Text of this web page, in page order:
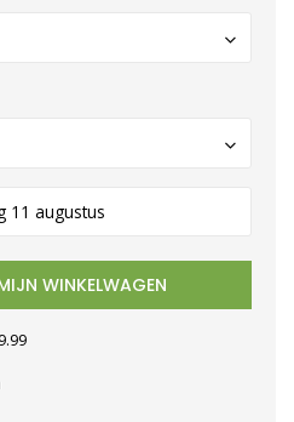
11 augustus
WINKELWAGEN